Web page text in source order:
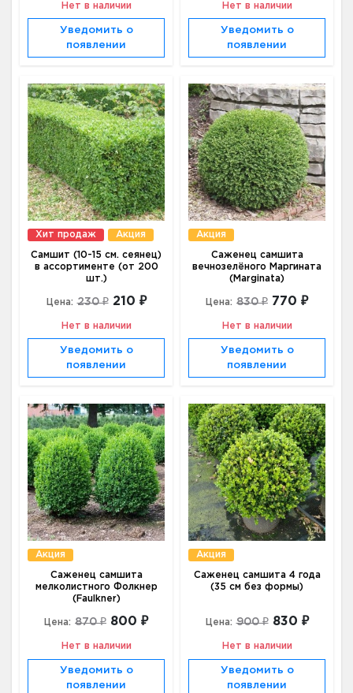
Нет в наличии
Уведомить о
появлении
Нет в наличии
Уведомить о
появлении
Хит продаж Акция
Самшит (10-15 см. сеянец)
в ассортименте (от 200
шт.)
Цена: 230 ₽ 210 ₽
Нет в наличии
Уведомить о
появлении
Акция
Саженец самшита
вечнозелёного Маргината
(Marginata)
Цена: 830 ₽ 770 ₽
Нет в наличии
Уведомить о
появлении
Акция
Саженец самшита
мелколистного Фолкнер
(Faulkner)
Цена: 870 ₽ 800 ₽
Нет в наличии
Уведомить о
появлении
Акция
Саженец самшита 4 года
(35 см без формы)
Цена: 900 ₽ 830 ₽
Нет в наличии
Уведомить о
появлении